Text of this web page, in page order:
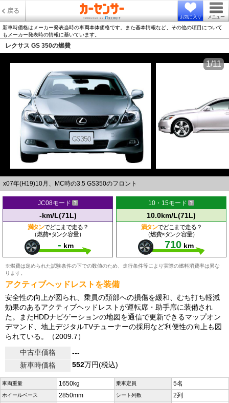
戻る
お気に入り メニュー
新車時価格はメーカー発表当時の車両本体価格です。また基本情報など、その他の項目について
もメーカー発表時の情報に基いています。
レクサス GS 350の燃費
x07年(H19)10月、MC時の3.5 GS350のフロント
1/11
JC08モード
-km/L(71L)
満タンでどこまで走る？
（燃費×タンク容量）
- km
10・15モード
10.0km/L(71L)
満タンでどこまで走る？
（燃費×タンク容量）
710 km
※燃費は定められた試験条件の下での数値のため、走行条件等により実際の燃料消費率は異な
ります。
アクティブヘッドレストを装備
安全性の向上が図られ、乗員の頚部への損傷を緩和、むち打ち軽減
効果のあるアクティブヘッドレストが運転席・助手席に装備され
た。またHDDナビゲーションの地図を通信で更新できるマップオン
デマンド、地上デジタルTVチューナーの採用など利便性の向上も図
られている。（2009.7）
中古車価格
---
新車時価格
552万円(税込)
車両重量 1650kg 乗車定員 5名
ホイールベース 2850mm シート列数 2列